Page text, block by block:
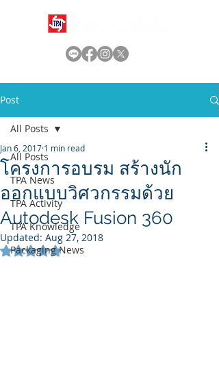
Post
All Posts
TPA News
TPA Activity
TPA Knowledge
Packaging News
All Posts
โครงการอบรม สร้างนัก
ออกแบบวิศวกรรมด้วย
Autodesk Fusion 360
Jan 6, 2017 1 min read
Updated: Aug 27, 2018
Rated NaN out of 5 stars.